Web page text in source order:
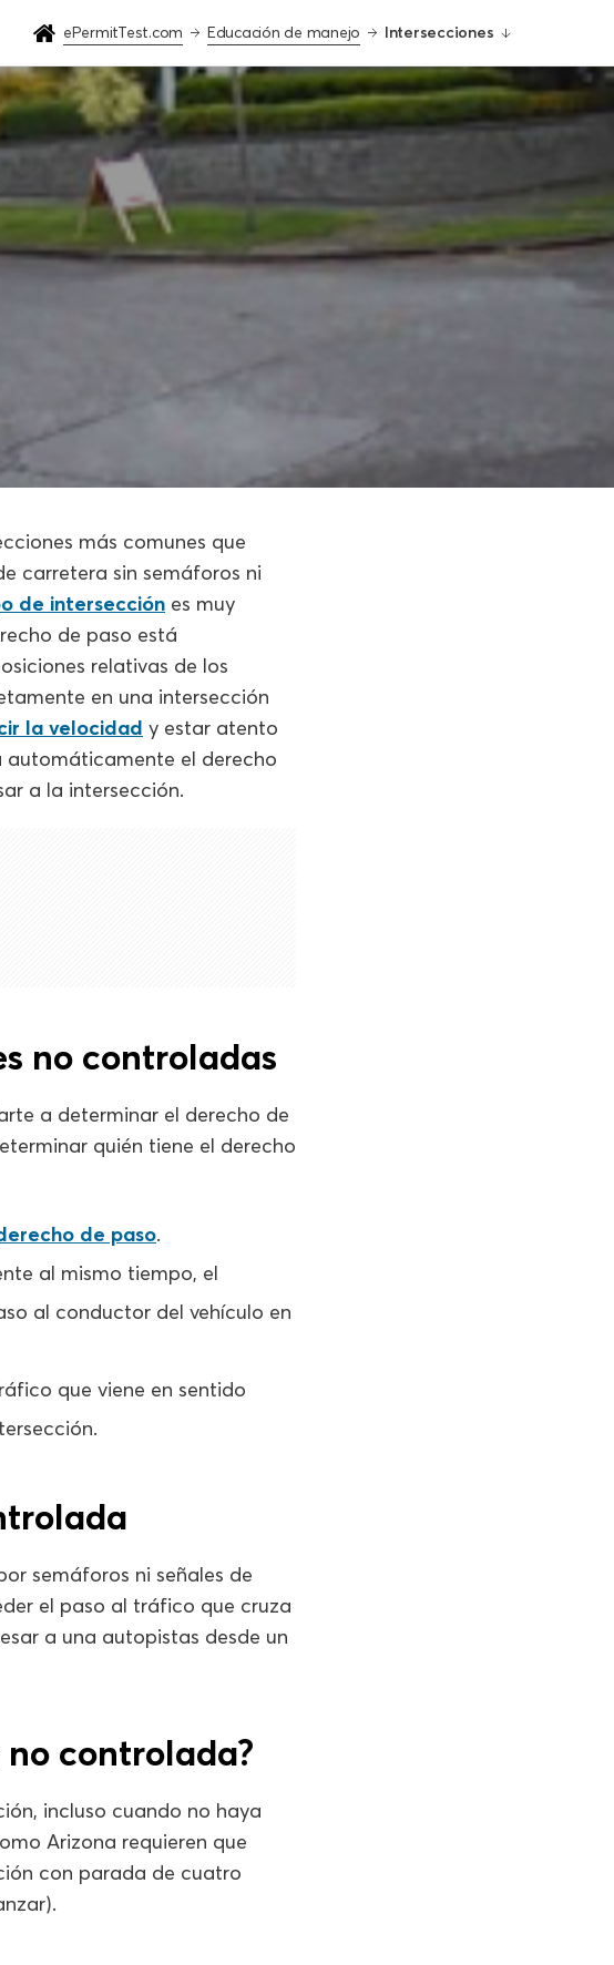
ePermitTest.com Educación de manejo Intersecciones
más comunes que
carretera sin semáforos ni
de intersección es muy
de paso está
relativas de los
en una intersección
la velocidad y estar atento
el derecho
a la intersección.
no controladas
a determinar el derecho de
quién tiene el derecho
de paso.
al mismo tiempo, el
al conductor del vehículo en
que viene en sentido
semáforos ni señales de
el paso al tráfico que cruza
a una autopistas desde un
controlada?
incluso cuando no haya
Arizona requieren que
con parada de cuatro